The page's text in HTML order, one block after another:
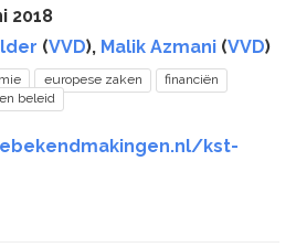
2018
(VVD), Malik Azmani (VVD)
europese zaken
financiën
beleid
kst-